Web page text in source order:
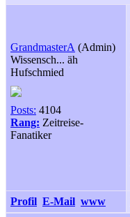
GrandmasterA (Admin)
Wissensch... äh
Hufschmied
Posts: 4104
Rang: Zeitreise-
Fanatiker
Profil E-Mail www